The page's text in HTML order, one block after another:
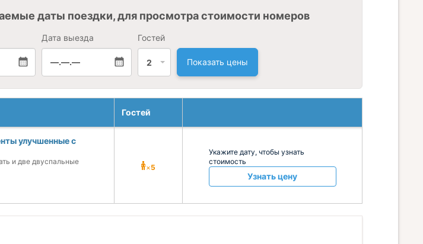
даты поездки, для просмотра стоимости номеров
Дата выезда
—.—.—
Гостей
2 Показать цены
Гостей
улучшенные с
и две двуспальные
×5
Укажите дату, чтобы узнать
стоимость
Узнать цену